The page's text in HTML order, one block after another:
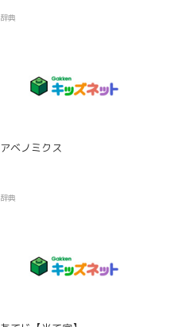
辞典
アベノミクス
辞典